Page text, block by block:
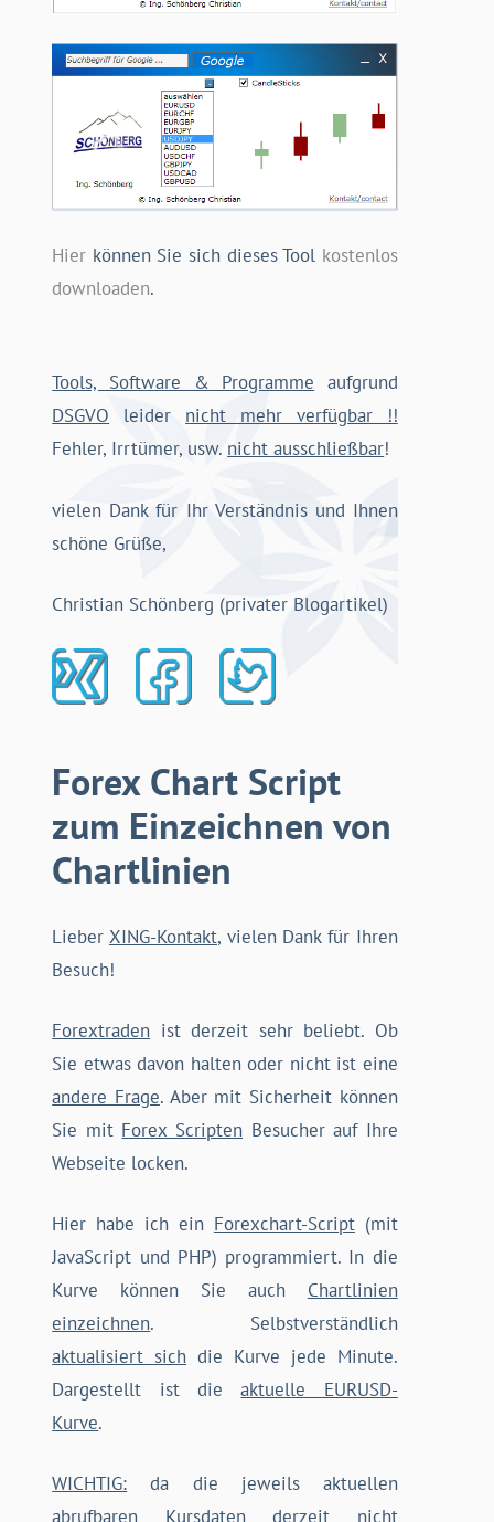
Hier können Sie sich dieses Tool kostenlos
downloaden.
Tools, Software & Programme aufgrund
DSGVO leider nicht mehr verfügbar !!
Fehler, Irrtümer, usw. nicht ausschließbar!
vielen Dank für Ihr Verständnis und Ihnen
schöne Grüße,
Christian Schönberg (privater Blogartikel)
Forex Chart Script
zum Einzeichnen von
Chartlinien
Lieber XING-Kontakt, vielen Dank für Ihren
Besuch!
Forextraden ist derzeit sehr beliebt. Ob
Sie etwas davon halten oder nicht ist eine
andere Frage. Aber mit Sicherheit können
Sie mit Forex Scripten Besucher auf Ihre
Webseite locken.
Hier habe ich ein Forexchart-Script(mit
JavaScript und PHP) programmiert. In die
Kurve können Sie auch Chartlinien
einzeichnen. Selbstverständlich
aktualisiert sich die Kurve jede Minute.
Dargestellt ist dieaktuelle EURUSD-
Kurve.
WICHTIG: da die jeweils aktuellen
abrufbaren Kursdaten derzeit nicht